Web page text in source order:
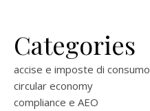
Categories
accise e imposte di consumo
circular economy
compliance e AEO